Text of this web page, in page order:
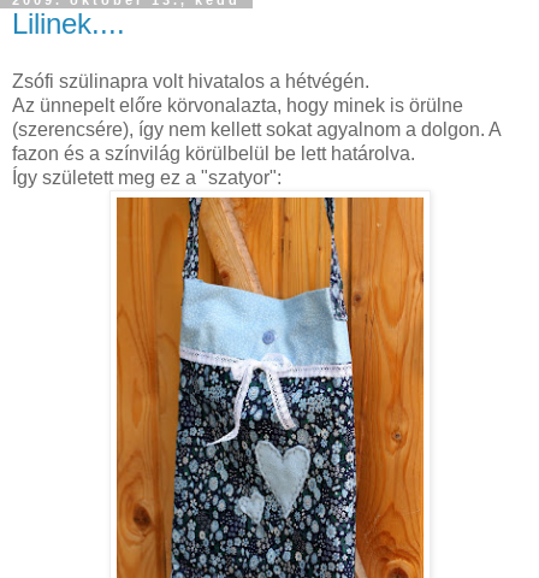
Lilinek....
Zsófi szülinapra volt hivatalos a hétvégén.
Az ünnepelt előre körvonalazta, hogy minek is örülne
(szerencsére), így nem kellett sokat agyalnom a dolgon. A
fazon és a színvilág körülbelül be lett határolva.
Így született meg ez a "szatyor":